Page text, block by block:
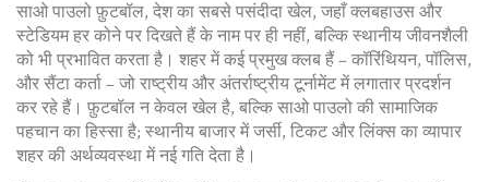
साओ पाउलोफ़ुटबॉल, देश का सबसे पसंदीदा खेल, जहाँ क्लबहाउस और
स्टेडियम हर कोने पर दिखते हैंके नाम पर ही नहीं, बल्कि स्थानीय जीवनशैली
को भी प्रभावित करता है। शहर में कई प्रमुख क्लब हैं – कॉरिंथियन, पॉलिस,
और सैंटा कर्ता – जो राष्ट्रीय और अंतर्राष्ट्रीय टूर्नामेंट में लगातार प्रदर्शन
कर रहे हैं। फ़ुटबॉल न केवल खेल है, बल्कि साओ पाउलो की सामाजिक
पहचान का हिस्सा है; स्थानीय बाजार में जर्सी, टिकट और लिंक्स का व्यापार
शहर की अर्थव्यवस्था में नई गति देता है।